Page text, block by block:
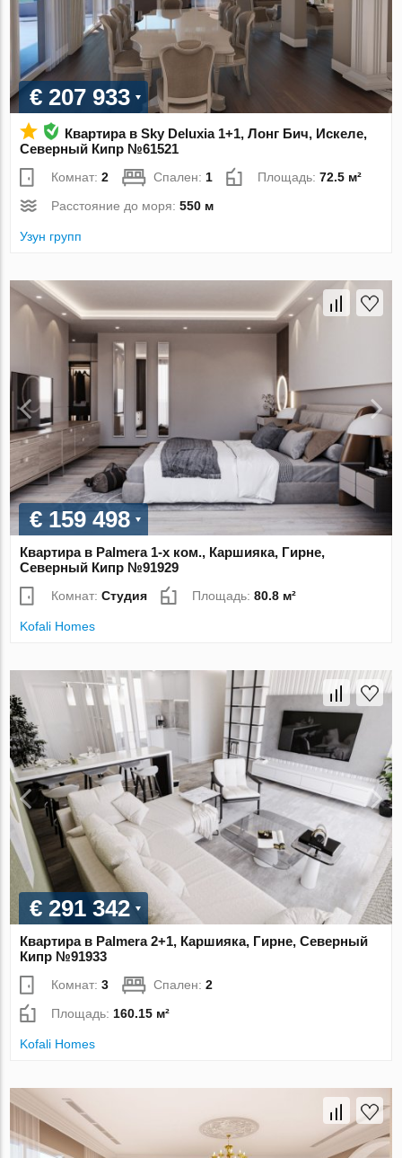
€ 207 933
Квартира в Sky Deluxia 1+1, Лонг Бич, Искеле,
Северный Кипр №61521
Комнат:2 Спален: 1 Площадь:72.5 м²
Расстояние до моря:550 м
Узун групп
€ 159 498
Квартира в Palmera 1-х ком., Каршияка, Гирне,
Северный Кипр №91929
Комнат:Студия Площадь:80.8 м²
Kofali Homes
€ 291 342
Квартира в Palmera 2+1, Каршияка, Гирне, Северный
Кипр №91933
Комнат:3 Спален:2
Площадь:160.15 м²
Kofali Homes